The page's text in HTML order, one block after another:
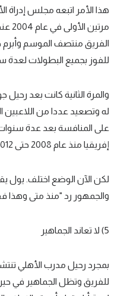
هذا الأمر اتبعه مجلس
الفريق منتصف الموسم
للفوز بجميع البطولات لعدة
والمرة الثانية كانت بعد
له وتصعيد عددا من اللاعبين
على المنافسة بعد عدة
إفريقيا منذ عام 2008 حتى 2012.
لكن الآن الوضع اختلف. يول
والجمهور رد "منذ متى وهذا
5) لا تعاند الجماهير
بمجرد رحيل مدرب الأهلي
للفريق وتظل الجماهير في